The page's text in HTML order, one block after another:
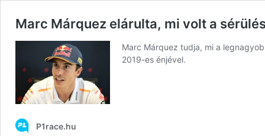
Marc Márquez elárulta, mi volt a
Marc Márquez tudja, mi a
2019-es énjével.
P1race.hu